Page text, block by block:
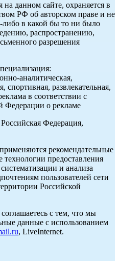
данном сайте, охраняется в
РФ об авторском праве и не
в какой бы то ни было
распространению,
разрешения
аналитическая,
спортивная, развлекательная,
в соответствии с
Федерации о рекламе
Федерация,
рекомендательные
предоставления
и анализа
пользователей сети
Российской
с тем, что мы
данные с использованием
, LiveInternet.